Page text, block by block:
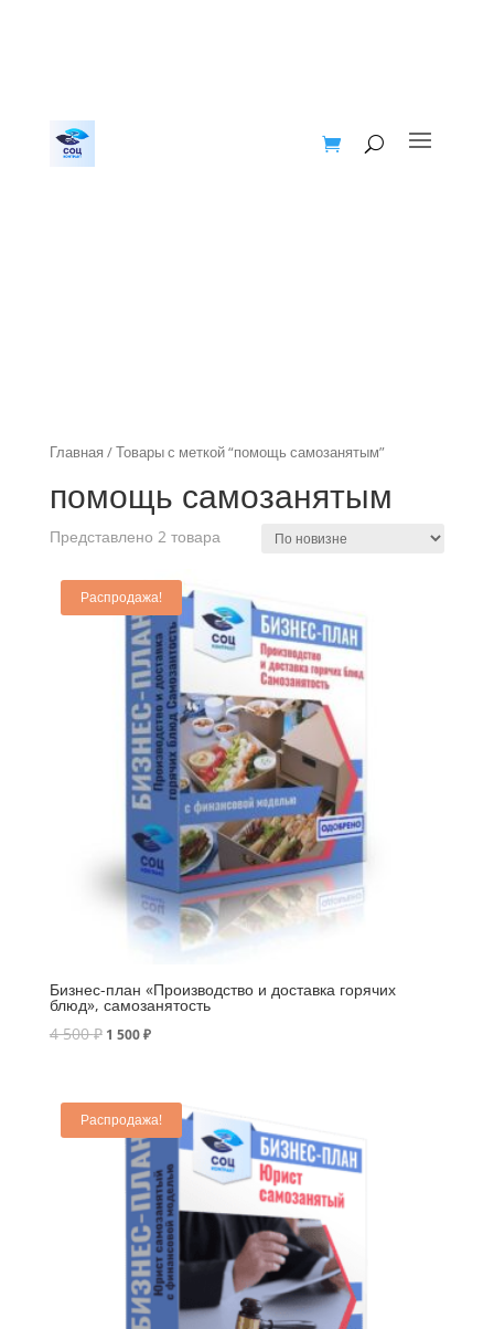
Главная / Товары с меткой “помощь самозанятым”
помощь самозанятым
Представлено 2 товара
Распродажа!
Бизнес-план «Производство и доставка горячих
блюд», самозанятость
4 500₽ 1 500₽
Распродажа!